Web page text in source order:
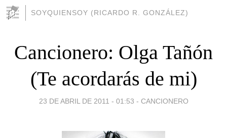
SOYQUIENSOY (RICARDO R. GONZÁLEZ)
Cancionero: Olga Tañón
(Te acordarás de mi)
23 DE ABRIL DE 2011 - 01:53 - CANCIONERO